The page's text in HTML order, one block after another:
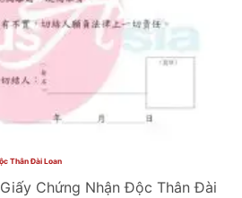
Thân Đài Loan
Chứng Nhận Độc Thân Đài